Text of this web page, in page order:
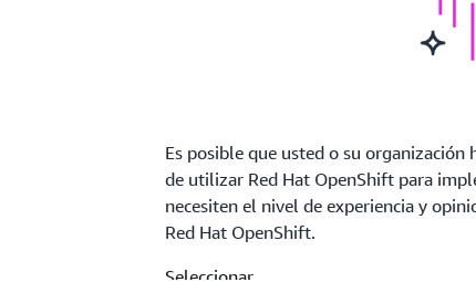
Es posible que usted o su
de utilizar Red Hat OpenShift para
necesiten el nivel de experiencia y
Red Hat OpenShift.
Seleccionar